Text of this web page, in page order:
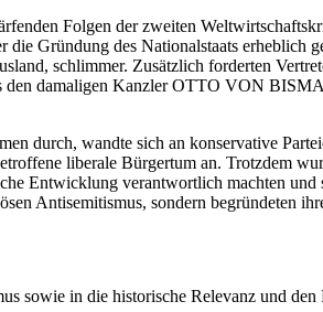
Folgen der zweiten
Gründung des Nationalstaats
schlimmer. Zusätzlich forderten
damaligen Kanzler OTTO VON
durch, wandte sich an konservative
liberale Bürgertum an. Trotzdem
Entwicklung verantwortlich machten
Antisemitismus, sondern begründeten
sowie in die historische Relevanz und den